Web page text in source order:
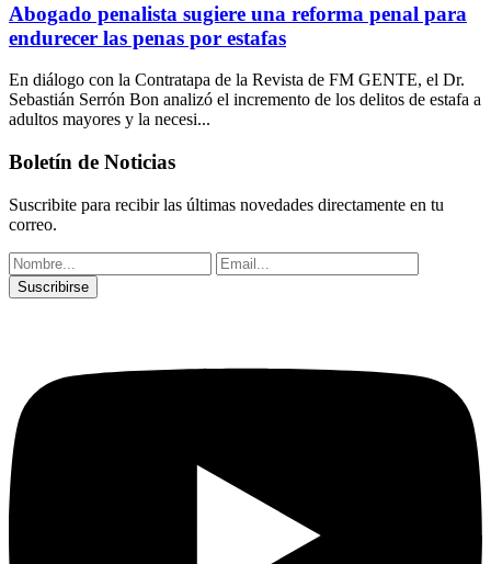
Abogado penalista sugiere una reforma penal para
endurecer las penas por estafas
En diálogo con la Contratapa de la Revista de FM GENTE, el Dr.
Sebastián Serrón Bon analizó el incremento de los delitos de estafa a
adultos mayores y la necesi...
Boletín de Noticias
Suscribite para recibir las últimas novedades directamente en tu
correo.
Suscribirse